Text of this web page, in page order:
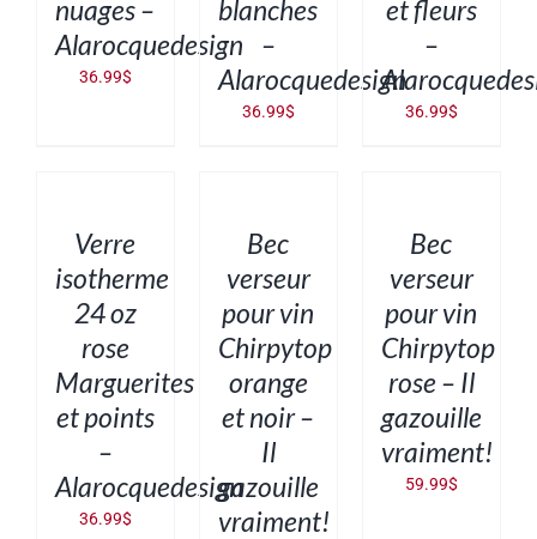
nuages –
Alarocquedesign
36.99$
blanches
–
Alarocquedesign
36.99$
et fleurs
–
36.99$
DÉTAILSVerre
isotherme
24 oz
rose
Marguerites
et points
–
Alarocquedesign
36.99$
DÉTAILSBec
verseur
pour vin
Chirpytop
orange
et noir –
Il
gazouille
vraiment!
DÉTAILSBec
verseur
pour vin
Chirpytop
rose – Il
gazouille
vraiment!
59.99$